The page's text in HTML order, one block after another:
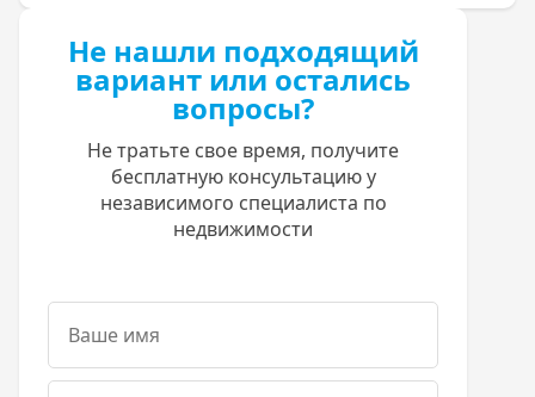
Не нашли подходящий
вариант или остались
вопросы?
Не тратьте свое время, получите
бесплатную консультацию у
независимого специалиста по
недвижимости